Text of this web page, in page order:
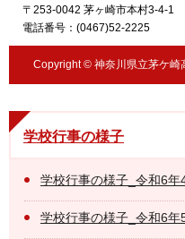
〒253-0042 茅ヶ崎市本村3-4-1
電話番号：(0467)52-2225
Copyright © 神奈川県立茅ケ
学校行事の様子
学校行事の様子_令和6年
学校行事の様子_令和6年